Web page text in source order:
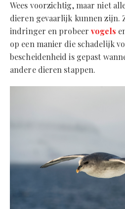
Wees voorzichtig, maar niet
dieren gevaarlijk kunnen zijn.
indringer en probeervogels
op een manier die schadelijk
bescheidenheid is gepast
andere dieren stappen.